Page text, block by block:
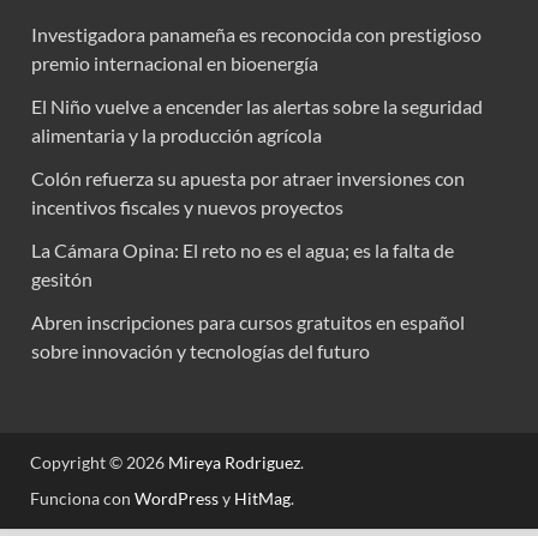
Investigadora panameña es reconocida con prestigioso
premio internacional en bioenergía
El Niño vuelve a encender las alertas sobre la seguridad
alimentaria y la producción agrícola
Colón refuerza su apuesta por atraer inversiones con
incentivos fiscales y nuevos proyectos
La Cámara Opina: El reto no es el agua; es la falta de
gesitón
Abren inscripciones para cursos gratuitos en español
sobre innovación y tecnologías del futuro
Copyright © 2026 Mireya Rodriguez.
Funciona con WordPressy HitMag.